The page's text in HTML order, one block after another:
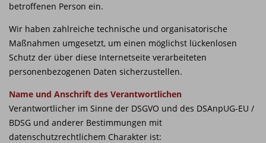
betroffenen Person ein.
Wir haben zahlreiche technische und organisatorische
Maßnahmen umgesetzt, um einen möglichst lückenlosen
Schutz der über diese Internetseite verarbeiteten
personenbezogenen Daten sicherzustellen.
Name und Anschrift des Verantwortlichen
Verantwortlicher im Sinne der DSGVO und des DSAnpUG-EU /
BDSG und anderer Bestimmungen mit
datenschutzrechtlichem Charakter ist: